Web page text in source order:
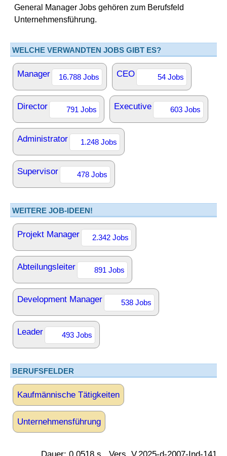
General Manager Jobs gehören zum Berufsfeld
Unternehmensführung.
WELCHE VERWANDTEN JOBS GIBT ES?
Manager 16.788 Jobs CEO 54 Jobs
Director 791 Jobs Executive 603 Jobs
Administrator 1.248 Jobs
Supervisor 478 Jobs
WEITERE JOB-IDEEN!
Projekt Manager 2.342 Jobs
Abteilungsleiter 891 Jobs
Development Manager 538 Jobs
Leader 493 Jobs
BERUFSFELDER
Kaufmännische Tätigkeiten
Unternehmensführung